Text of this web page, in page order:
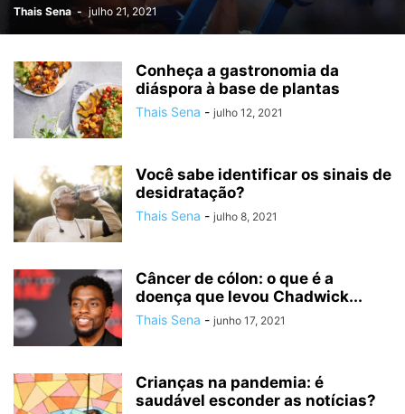
Thais Sena - julho 21, 2021
Conheça a gastronomia da
diáspora à base de plantas
Thais Sena - julho 12, 2021
Você sabe identificar os sinais de
desidratação?
Thais Sena - julho 8, 2021
Câncer de cólon: o que é a
doença que levou Chadwick...
Thais Sena - junho 17, 2021
Crianças na pandemia: é
saudável esconder as notícias?